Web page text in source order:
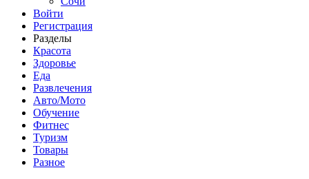
Войти
Регистрация
Разделы
Красота
Здоровье
Еда
Развлечения
Авто/Мото
Обучение
Фитнес
Туризм
Товары
Разное